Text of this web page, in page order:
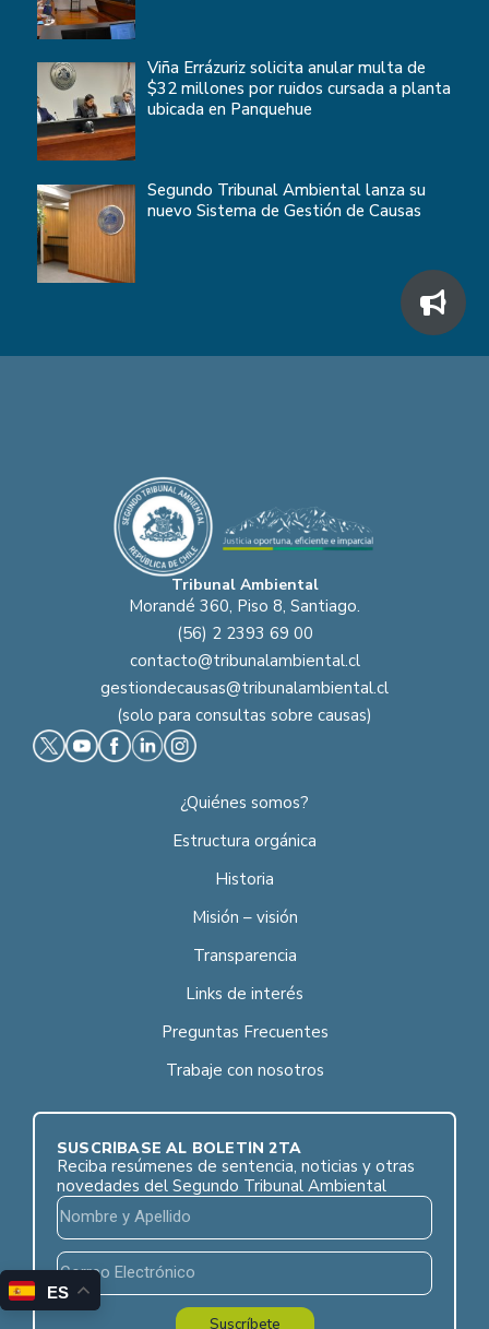
Viña Errázuriz solicita anular multa de
$32 millones por ruidos cursada a planta
ubicada en Panquehue
Segundo Tribunal Ambiental lanza su
nuevo Sistema de Gestión de Causas
Tribunal Ambiental
Morandé 360, Piso 8, Santiago.
(56) 2 2393 69 00
contacto@tribunalambiental.cl
gestiondecausas@tribunalambiental.cl
(solo para consultas sobre causas)
¿Quiénes somos?
Estructura orgánica
Historia
Misión – visión
Transparencia
Links de interés
Preguntas Frecuentes
Trabaje con nosotros
SUSCRÍBASE AL BOLETÍN 2TA
Reciba resúmenes de sentencia, noticias y otras
novedades del Segundo Tribunal Ambiental
Suscríbete
ES